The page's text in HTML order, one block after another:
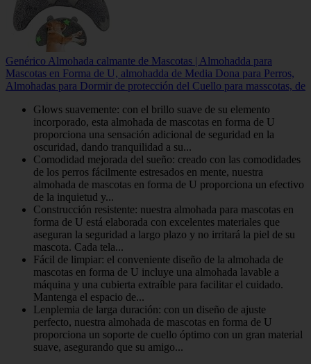
Genérico Almohada calmante de Mascotas | Almohadda para
Mascotas en Forma de U, almohadda de Media Dona para Perros,
Almohadas para Dormir de protección del Cuello para masscotas, de
Glows suavemente: con el brillo suave de su elemento
incorporado, esta almohada de mascotas en forma de U
proporciona una sensación adicional de seguridad en la
oscuridad, dando tranquilidad a su...
Comodidad mejorada del sueño: creado con las comodidades
de los perros fácilmente estresados ​​en mente, nuestra
almohada de mascotas en forma de U proporciona un efectivo
de la inquietud y...
Construcción resistente: nuestra almohada para mascotas en
forma de U está elaborada con excelentes materiales que
aseguran la seguridad a largo plazo y no irritará la piel de su
mascota. Cada tela...
Fácil de limpiar: el conveniente diseño de la almohada de
mascotas en forma de U incluye una almohada lavable a
máquina y una cubierta extraíble para facilitar el cuidado.
Mantenga el espacio de...
Lenplemia de larga duración: con un diseño de ajuste
perfecto, nuestra almohada de mascotas en forma de U
proporciona un soporte de cuello óptimo con un gran material
suave, asegurando que su amigo...